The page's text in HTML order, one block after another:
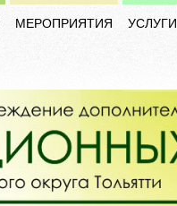
МЕРОПРИЯТИЯ УСЛУГИ